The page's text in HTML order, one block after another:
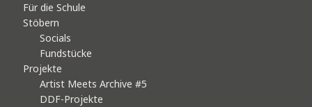
Für die Schule
Stöbern
Socials
Fundstücke
Projekte
Artist Meets Archive #5
DDF-Projekte